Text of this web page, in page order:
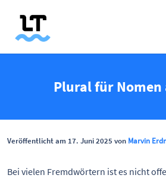
Plural für Nomen
Veröffentlicht am 17. Juni 2025 von Marvin
Bei vielen Fremdwörtern ist es nicht